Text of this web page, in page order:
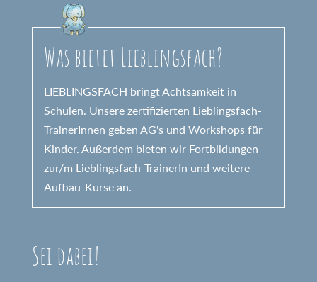
Was bietet Lieblingsfach?
LIEBLINGSFACH bringt Achtsamkeit in
Schulen. Unsere zertifizierten Lieblingsfach-
TrainerInnen geben AG's und Workshops für
Kinder. Außerdem bieten wir Fortbildungen
zur/m Lieblingsfach-TrainerIn und weitere
Aufbau-Kurse an.
Sei dabei!